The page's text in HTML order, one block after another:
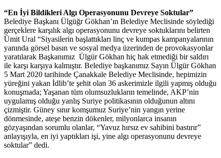
“En İyi Bildikleri Algı Operasyonunu Devreye Soktular”
Belediye Başkanı Ülgüğr Gökhan’ın Belediye Meclisinde söylediği
gerçeklere karşılık algı operasyonunu devreye soktuklarını belirten
Ümit Ural “Siyasilerin başlattıkları linç ve kumpas kampanyalarının
yanında görsel basın ve sosyal medya üzerinden de provokasyonlar
yaratılarak Başkanımız Ülgür Gökhan hiç hak etmediği bir saldırı
ile karşı karşıya kalmıştır. Belediye başkanımız Sayın Ülgür Gökhan
5 Mart 2020 tarihinde Çanakkale Belediye Meclisinde, hepimizin
yüreğini yakan İdlib’te şehit olan 36 askerimizle ilgili yapmış olduğu
konuşmada; Yaşanan tüm olumsuzlukların temelinde, AKP’nin
uygulamış olduğu yanlış Suriye politikasının olduğunun altını
çizmiştir. Güney sınır komşumuz Suriye’nin yangın yerine
dönmesinde, ateşe benzin dökenler, milyonlarca insanın
gözyaşından sorumlu olanlar, “Yavuz hırsız ev sahibini bastırır”
anlayışıyla, en iyi yaptıkları işi, yine algı operasyonunu devreye
soktular” dedi.